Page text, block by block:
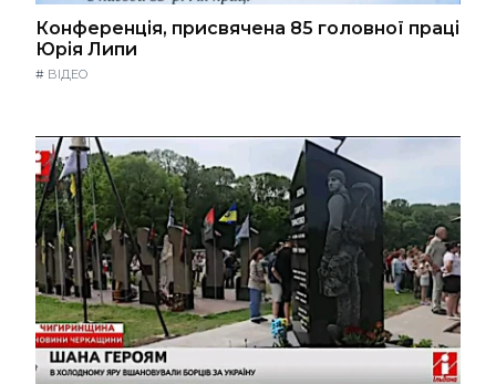
Конференція, присвячена 85 головної праці
Юрія Липи
# ВІДЕО